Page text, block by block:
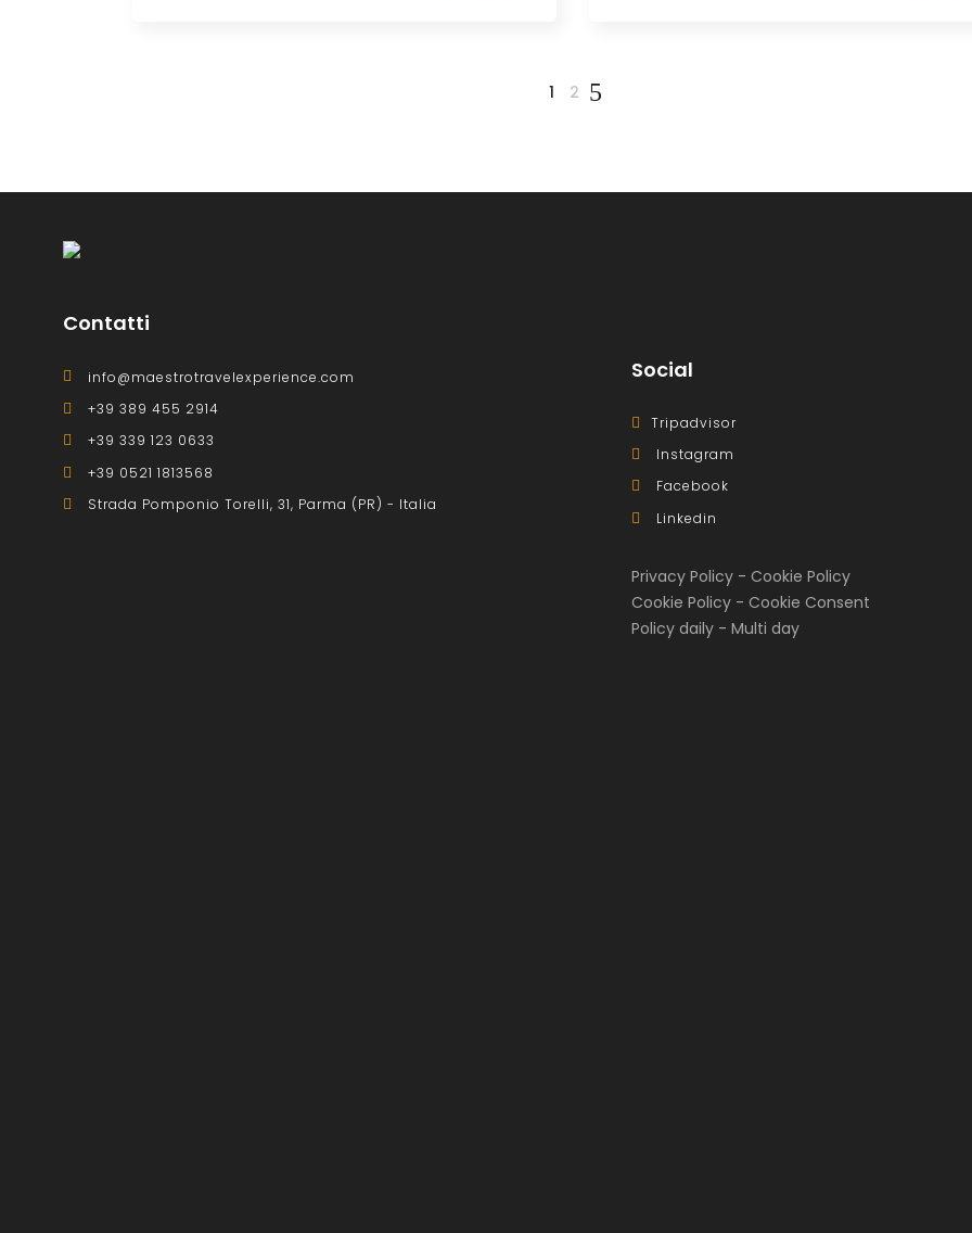
1 2
Contatti
info@maestrotravelexperience.com
+39 389 455 2914
+39 339 123 0633
+39 0521 1813568
Strada Pomponio Torelli, 31, Parma (PR) - Italia
Social
Tripadvisor
Instagram
Facebook
Linkedin
Privacy Policy -Cookie Policy
Cookie Policy -Cookie Consent
Policy daily -Multi day